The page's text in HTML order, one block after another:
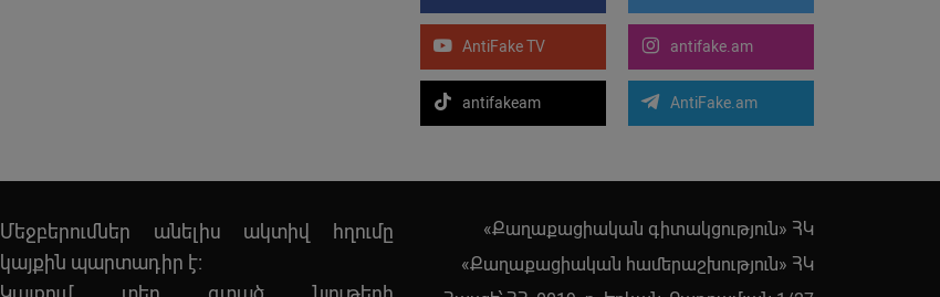
AntiFake TV antifake.am
antifakeam AntiFake.am
Մեջբերումներ անելիս ակտիվ հղումը
կայքին պարտադիր է:
«Քաղաքացիական գիտակցություն» ՀԿ
«Քաղաքացիական համերաշխություն» ՀԿ